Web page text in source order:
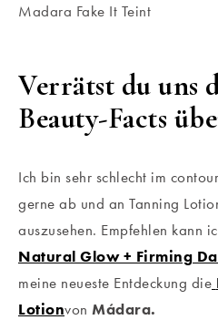
Verrätst du uns
Beauty-Facts
Ich bin sehr schlecht im
gerne ab und an Tanning
auszusehen. Empfehlen kann
Natural Glow + Firming
meine neueste Entdeckung die
Lotionvon Mádara.